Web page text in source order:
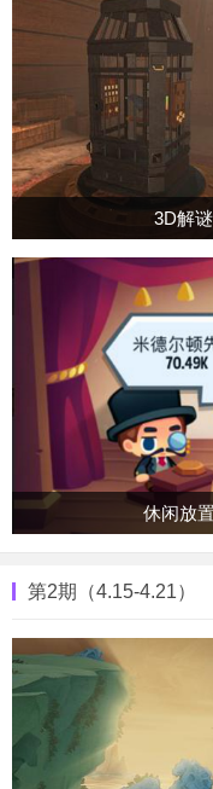
3D解
休闲放
第2期（4.15-4.21）